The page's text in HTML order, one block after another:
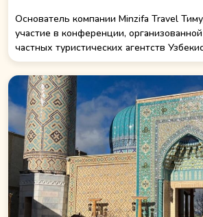
Основатель компании Minzifa Travel
участие в конференции,
частных туристических агентств